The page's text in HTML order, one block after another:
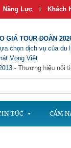
Năng Lực | Khách
GIÁ TOUR ĐOÀN
chọn dịch vụ của du
Vọng Việt
- Thương hiệu nổi
TỨC CẨM